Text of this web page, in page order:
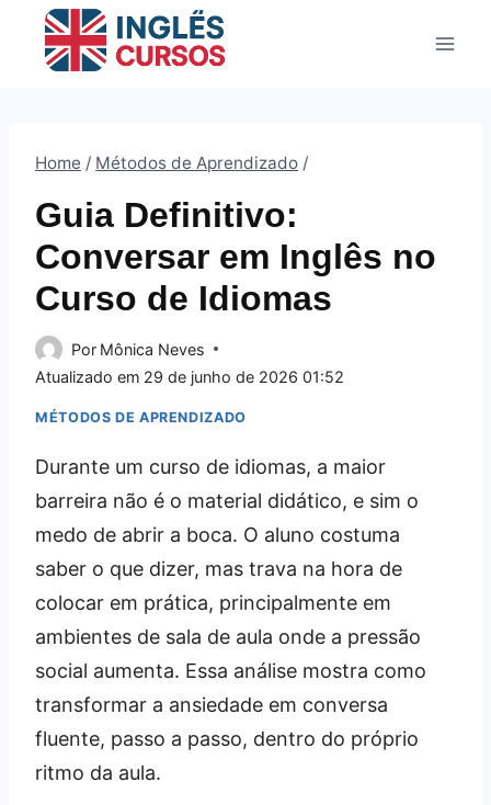
Home / Métodos de Aprendizado /
Guia Definitivo:
Conversar em Inglês no
Curso de Idiomas
Por Mônica Neves
Atualizado em 29 de junho de 2026 01:52
MÉTODOS DE APRENDIZADO
Durante um curso de idiomas, a maior
barreira não é o material didático, e sim o
medo de abrir a boca. O aluno costuma
saber o que dizer, mas trava na hora de
colocar em prática, principalmente em
ambientes de sala de aula onde a pressão
social aumenta. Essa análise mostra como
transformar a ansiedade em conversa
fluente, passo a passo, dentro do próprio
ritmo da aula.